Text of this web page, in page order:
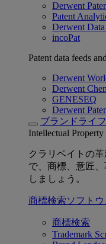
Derwent
Patent
Derwent
incoPat
Patent data feeds
Derwent
Derwent
GENESEQ
Derwent
ブランドライ
Intellectual Property
クラリベイトの
で、商標、意匠
しましょう。
商標検索ソフト
商標検索
Trademark